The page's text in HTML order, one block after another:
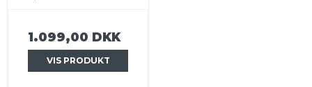
1.099,00 DKK
VIS PRODUKT